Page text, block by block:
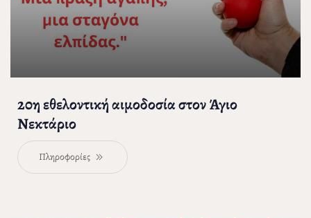
20η εθελοντική αιμοδοσία στον Άγιο
Νεκτάριο
Πληροφορίες